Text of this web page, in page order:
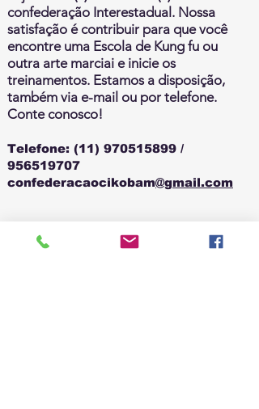
confederação Interestadual. Nossa
satisfação é contribuir para que você
encontre uma Escola de Kung fu ou
outra arte marciai e inicie os
treinamentos. Estamos a disposição,
também via e-mail ou por telefone.
Conte conosco!
Telefone: (11) 970515899 /
956519707
confederacaocikobam@gmail.com